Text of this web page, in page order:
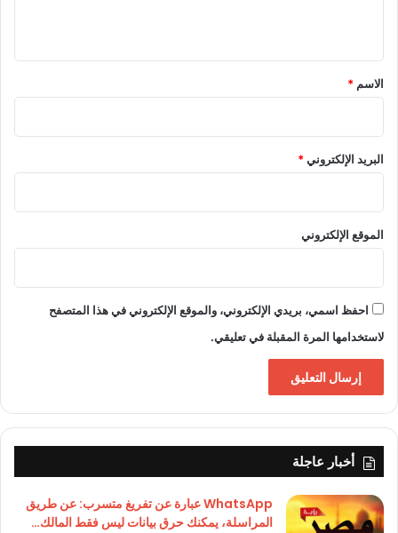
*
الاسم *
البريد الإلكتروني*
الموقع الإلكتروني
احفظ اسمي، بريدي الإلكتروني، والموقع الإلكتروني في هذا المتصفح
لاستخدامها المرة المقبلة في تعليقي.
أخبار عاجلة
WhatsApp عبارة عن تفريغ متسرب: عن طريق
المراسلة، يمكنك حرق بيانات ليس فقط المالك…